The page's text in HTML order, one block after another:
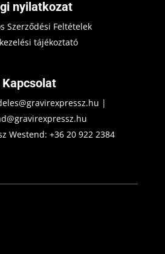
nyilatkozat
Szerződési Feltételek
tájékoztató
Kapcsolat
|
Westend:+36 20 922 2384